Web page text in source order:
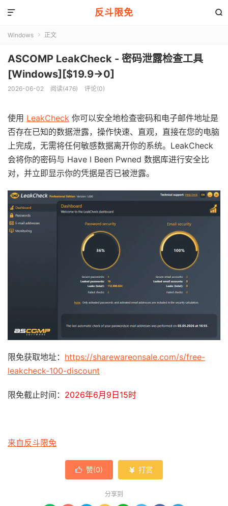
反斗限免 

Windows  正文
ASCOMP LeakCheck - 密码泄露检查工具
[Windows][$19.9→0]
2026-06-02 阅读(476) 评论(0)
使用 LeakCheck 你可以安全地检查密码和电子邮件地址是
否存在已知的数据泄露，操作快速、直观，直接在您的电脑
上完成，无需将任何敏感数据离开你的系统。LeakCheck
会将你的密码与 Have I Been Pwned 数据库进行安全比
对，并立即显示你的凭据是否已被泄露。
限免获取地址： https://sharewareonsale.com/s/free-
leakcheck-100-discount
限免截止时间： 2026年6月9日15时
来自反斗限免
 赞(0)  打赏
分享到